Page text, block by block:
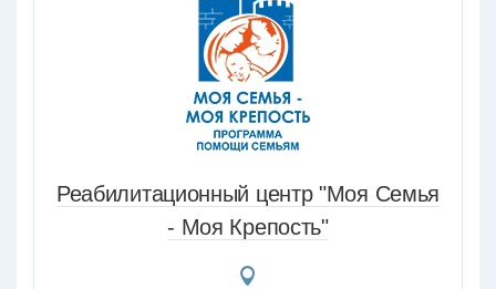
Реабилитационный центр "Моя Семья
- Моя Крепость"